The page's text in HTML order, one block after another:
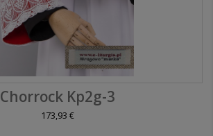
Chorrock Kp2g-3
173,93 €